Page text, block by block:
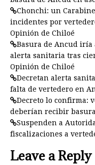
Chonchi: un
incidentes por
Opinión de Chiloé
Basura de Ancud iría
alerta sanitaria tras
Opinión de Chiloé
Decretan alerta
falta de vertedero en
Decreto lo confirma:
deberían recibir
Suspenden a
fiscalizaciones a
Leave a Reply